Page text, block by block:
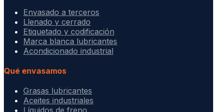
Envasado a terceros
Llenado y cerrado
Etiquetado y codificación
Marca blanca lubricantes
Acondicionado industrial
Qué envasamos
Grasas lubricantes
Aceites industriales